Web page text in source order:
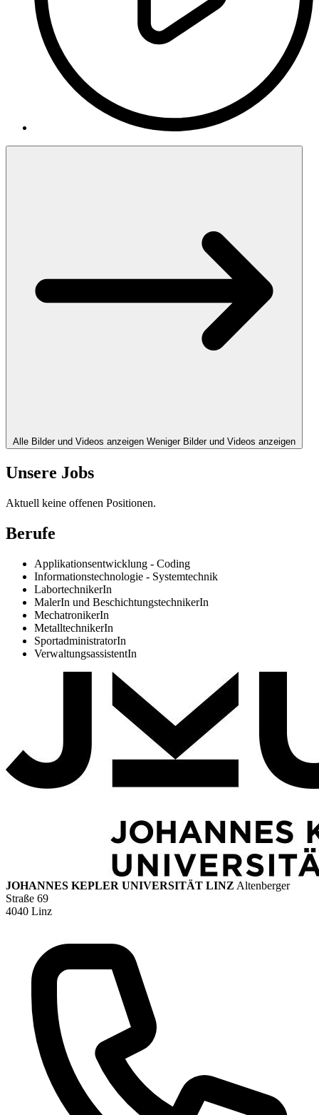
Alle Bilder und Videos anzeigen Weniger Bilder und Videos anzeigen
Unsere Jobs
Aktuell keine offenen Positionen.
Berufe
Applikationsentwicklung - Coding
Informationstechnologie - Systemtechnik
LabortechnikerIn
MalerIn und BeschichtungstechnikerIn
MechatronikerIn
MetalltechnikerIn
SportadministratorIn
VerwaltungsassistentIn
JOHANNES KEPLER UNIVERSITÄT LINZ Altenberger
Straße 69
4040 Linz